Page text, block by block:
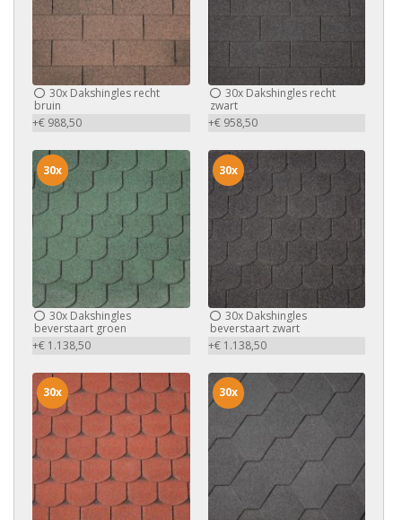
30x Dakshingles recht
bruin
+€ 988,50
30xDakshingles recht
zwart
+€ 958,50
30x Dakshingles
beverstaart groen
+€ 1.138,50
30x
30xDakshingles
beverstaart zwart
+€ 1.138,50
30x
30x 30x